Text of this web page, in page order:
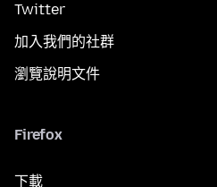
Twitter
加入我們的社群
瀏覽說明文件
Firefox
下載